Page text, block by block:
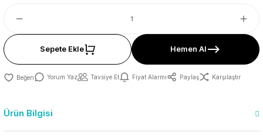
Sepete Ekle Hemen Al
Yorum Yaz Tavsiye Et Fiyat Alarmı Paylaş Karşılaştır
Ürün Bilgisi